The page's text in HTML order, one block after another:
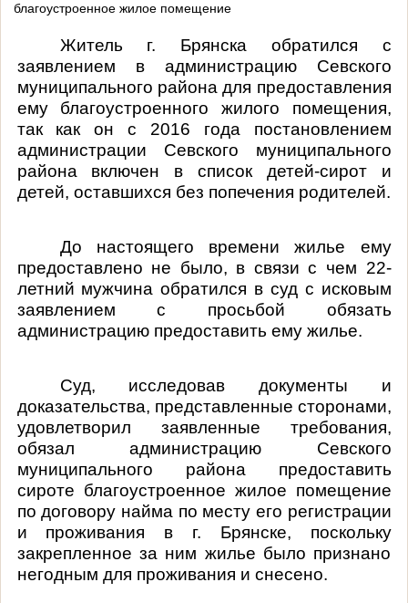
благоустроенное жилое помещение
Житель г. Брянска обратился с
заявлением в администрацию Севского
муниципального района для предоставления
ему благоустроенного жилого помещения,
так как он с 2016 года постановлением
администрации Севского муниципального
района включен в список детей-сирот и
детей, оставшихся без попечения родителей.
До настоящего времени жилье ему
предоставлено не было, в связи с чем 22-
летний мужчина обратился в суд с исковым
заявлением с просьбой обязать
администрацию предоставить ему жилье.
Суд, исследовав документы и
доказательства, представленные сторонами,
удовлетворил заявленные требования,
обязал администрацию Севского
муниципального района предоставить
сироте благоустроенное жилое помещение
по договору найма по месту его регистрации
и проживания в г. Брянске, поскольку
закрепленное за ним жилье было признано
негодным для проживания и снесено.